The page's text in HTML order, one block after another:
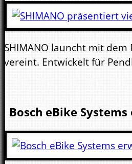
SHIMANO launcht mit
vereint. Entwickelt für
Bosch eBike